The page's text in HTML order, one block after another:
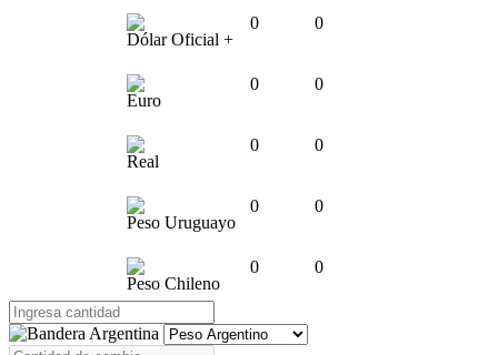
Dólar Oficial +
0 0
Euro
0 0
Real
0 0
Peso Uruguayo
0 0
Peso Chileno
0 0